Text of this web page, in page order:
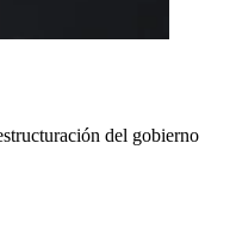
del gobierno